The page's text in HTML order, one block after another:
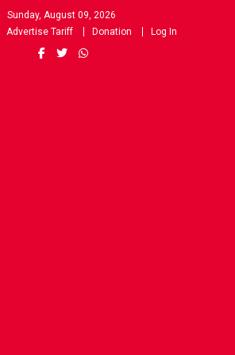
Sunday, August 09, 2026
Advertise Tariff Donation Log In